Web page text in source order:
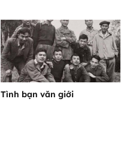
Tình bạn văn giới